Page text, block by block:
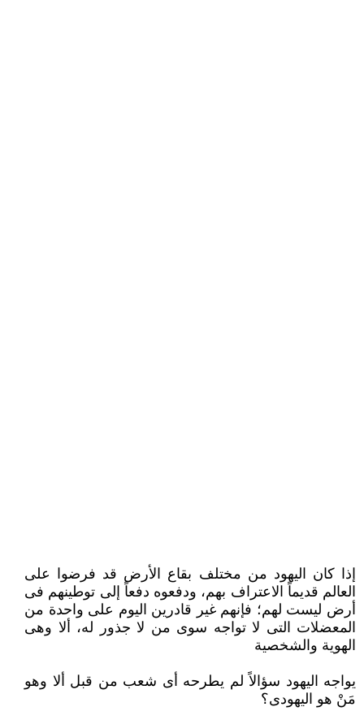
إذا كان اليهود من مختلف بقاع الأرض قد فرضوا على
العالم قديماً الاعتراف بهم، ودفعوه دفعاً إلى توطينهم فى
أرض ليست لهم؛ فإنهم غير قادرين اليوم على واحدة من
المعضلات التى لا تواجه سوى من لا جذور له، ألا وهى
الهوية والشخصية
يواجه اليهود سؤالاً لم يطرحه أى شعب من قبل ألا وهو
مَنْ هو اليهودى؟